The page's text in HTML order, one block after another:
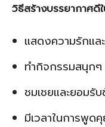
วิธีสร้างบรรยากาศ
แสดงความรักแล
ทำกิจกรรมสนุก
ชมเชยและยอมรั
มีเวลาในการพูด